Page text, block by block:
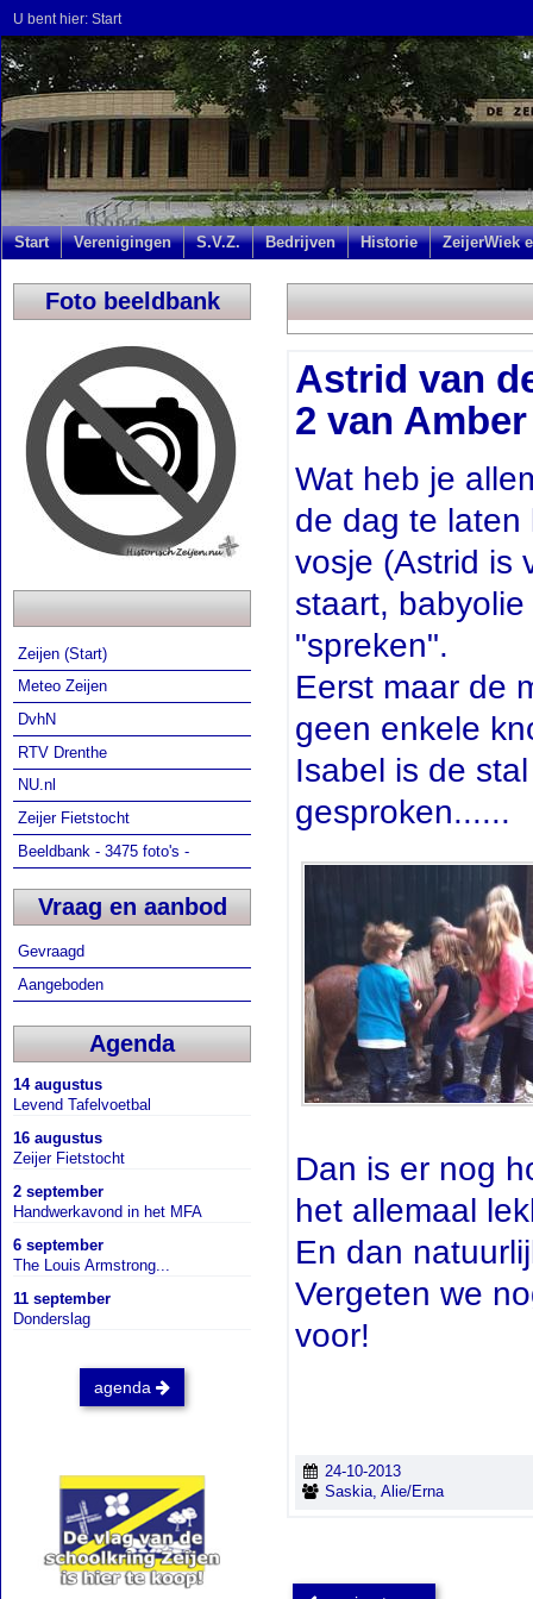
U bent hier: Start
Start Verenigingen S.V.Z. Bedrijven Historie ZeijerWiek
Foto beeldbank
Zeijen (Start)
Meteo Zeijen
DvhN
RTV Drenthe
NU.nl
Zeijer Fietstocht
Beeldbank - 3475 foto's -
Vraag en aanbod
Gevraagd
Aangeboden
Agenda
14 augustus
Levend Tafelvoetbal
16 augustus
Zeijer Fietstocht
2 september
Handwerkavond in het MFA
6 september
The Louis Armstrong...
11 september
Donderslag
agenda
Astrid van
2 van
Wat heb je
de dag te laten
vosje (Astrid is
staart,
"spreken".
Eerst maar de
geen enkele
Isabel is de
gesproken......
Dan is er nog
het allemaal
En dan
Vergeten we
voor!
24-10-2013
Saskia, Alie/Erna